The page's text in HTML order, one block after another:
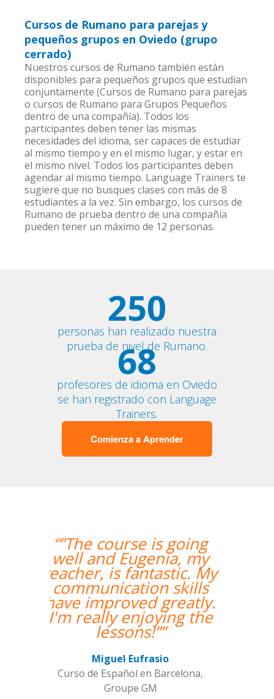
Cursos de Rumano para parejas y
pequeños grupos en Oviedo (grupo
cerrado)
Nuestros cursos de Rumano también están
disponibles para pequeños grupos que estudian
conjuntamente (Cursos de Rumano para parejas
o cursos de Rumano para Grupos Pequeños
dentro de una compañía). Todos los
participantes deben tener las mismas
necesidades del idioma, ser capaces de estudiar
al mismo tiempo y en el mismo lugar, y estar en
el mismo nivel. Todos los participantes deben
agendar al mismo tiempo. Language Trainers te
sugiere que no busques clases con más de 8
estudiantes a la vez. Sin embargo, los cursos de
Rumano de prueba dentro de una compañía
pueden tener un máximo de 12 personas.
250
personas han realizado nuestra
prueba de nivel de Rumano.
68
profesores de idioma en Oviedo
se han registrado con Language
Trainers.
Comienza a Aprender
“”Me han encontrado
un profesor nativo y
pude disfrutar de mis
clases de Swahili.””
Alexandra Keller
Curso de Swahili en Madrid